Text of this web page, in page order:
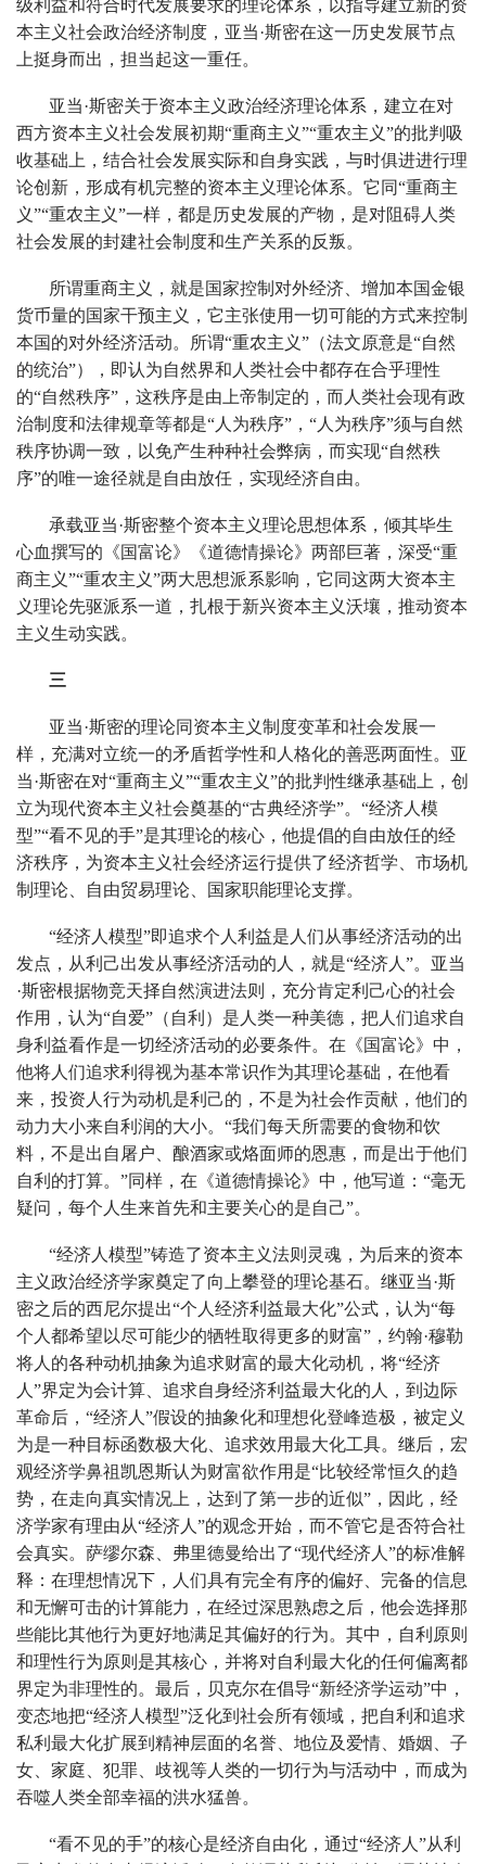
级利益和符合时代发展要求的理论体系，以指导建立新的资
本主义社会政治经济制度，亚当·斯密在这一历史发展节点
上挺身而出，担当起这一重任。
亚当·斯密关于资本主义政治经济理论体系，建立在对
西方资本主义社会发展初期“重商主义”“重农主义”的批判吸
收基础上，结合社会发展实际和自身实践，与时俱进进行理
论创新，形成有机完整的资本主义理论体系。它同“重商主
义”“重农主义”一样，都是历史发展的产物，是对阻碍人类
社会发展的封建社会制度和生产关系的反叛。
所谓重商主义，就是国家控制对外经济、增加本国金银
货币量的国家干预主义，它主张使用一切可能的方式来控制
本国的对外经济活动。所谓“重农主义”（法文原意是“自然
的统治”），即认为自然界和人类社会中都存在合乎理性
的“自然秩序”，这秩序是由上帝制定的，而人类社会现有政
治制度和法律规章等都是“人为秩序”，“人为秩序”须与自然
秩序协调一致，以免产生种种社会弊病，而实现“自然秩
序”的唯一途径就是自由放任，实现经济自由。
承载亚当·斯密整个资本主义理论思想体系，倾其毕生
心血撰写的《国富论》《道德情操论》两部巨著，深受“重
商主义”“重农主义”两大思想派系影响，它同这两大资本主
义理论先驱派系一道，扎根于新兴资本主义沃壤，推动资本
主义生动实践。
三
亚当·斯密的理论同资本主义制度变革和社会发展一
样，充满对立统一的矛盾哲学性和人格化的善恶两面性。亚
当·斯密在对“重商主义”“重农主义”的批判性继承基础上，创
立为现代资本主义社会奠基的“古典经济学”。“经济人模
型”“看不见的手”是其理论的核心，他提倡的自由放任的经
济秩序，为资本主义社会经济运行提供了经济哲学、市场机
制理论、自由贸易理论、国家职能理论支撑。
“经济人模型”即追求个人利益是人们从事经济活动的出
发点，从利己出发从事经济活动的人，就是“经济人”。亚当
·斯密根据物竞天择自然演进法则，充分肯定利己心的社会
作用，认为“自爱”（自利）是人类一种美德，把人们追求自
身利益看作是一切经济活动的必要条件。在《国富论》中，
他将人们追求利得视为基本常识作为其理论基础，在他看
来，投资人行为动机是利己的，不是为社会作贡献，他们的
动力大小来自利润的大小。“我们每天所需要的食物和饮
料，不是出自屠户、酿酒家或烙面师的恩惠，而是出于他们
自利的打算。”同样，在《道德情操论》中，他写道：“毫无
疑问，每个人生来首先和主要关心的是自己”。
“经济人模型”铸造了资本主义法则灵魂，为后来的资本
主义政治经济学家奠定了向上攀登的理论基石。继亚当·斯
密之后的西尼尔提出“个人经济利益最大化”公式，认为“每
个人都希望以尽可能少的牺牲取得更多的财富”，约翰·穆勒
将人的各种动机抽象为追求财富的最大化动机，将“经济
人”界定为会计算、追求自身经济利益最大化的人，到边际
革命后，“经济人”假设的抽象化和理想化登峰造极，被定义
为是一种目标函数极大化、追求效用最大化工具。继后，宏
观经济学鼻祖凯恩斯认为财富欲作用是“比较经常恒久的趋
势，在走向真实情况上，达到了第一步的近似”，因此，经
济学家有理由从“经济人”的观念开始，而不管它是否符合社
会真实。萨缪尔森、弗里德曼给出了“现代经济人”的标准解
释：在理想情况下，人们具有完全有序的偏好、完备的信息
和无懈可击的计算能力，在经过深思熟虑之后，他会选择那
些能比其他行为更好地满足其偏好的行为。其中，自利原则
和理性行为原则是其核心，并将对自利最大化的任何偏离都
界定为非理性的。最后，贝克尔在倡导“新经济学运动”中，
变态地把“经济人模型”泛化到社会所有领域，把自利和追求
私利最大化扩展到精神层面的名誉、地位及爱情、婚姻、子
女、家庭、犯罪、歧视等人类的一切行为与活动中，而成为
吞噬人类全部幸福的洪水猛兽。
“看不见的手”的核心是经济自由化，通过“经济人”从利